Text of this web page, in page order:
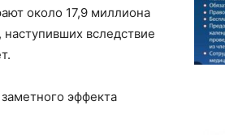
около 17,9 миллиона
вследствие
эффекта